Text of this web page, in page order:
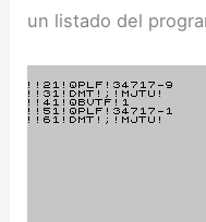
un listado del